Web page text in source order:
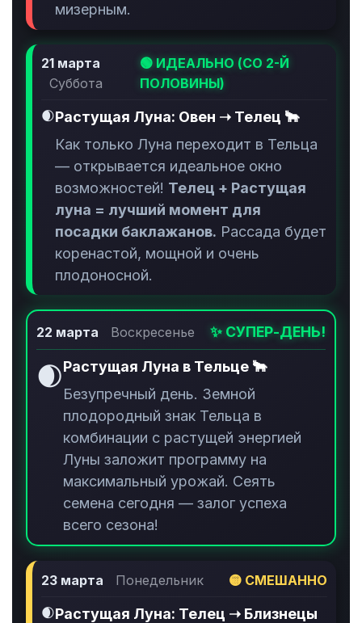
мизерным.
21 марта
Суббота
🟢 ИДЕАЛЬНО (СО 2-Й
ПОЛОВИНЫ)
🌒Растущая Луна: Овен ➝ Телец 🐂
Как только Луна переходит в Тельца
— открывается идеальное окно
возможностей! Телец + Растущая
луна = лучший момент для
посадки баклажанов. Рассада будет
коренастой, мощной и очень
плодоносной.
22 марта Воскресенье ✨ СУПЕР-ДЕНЬ!
🌒Растущая Луна в Тельце 🐂
Безупречный день. Земной
плодородный знак Тельца в
комбинации с растущей энергией
Луны заложит программу на
максимальный урожай. Сеять
семена сегодня — залог успеха
всего сезона!
23 марта Понедельник 🟡 СМЕШАННО
🌒Растущая Луна: Телец ➝ Близнецы